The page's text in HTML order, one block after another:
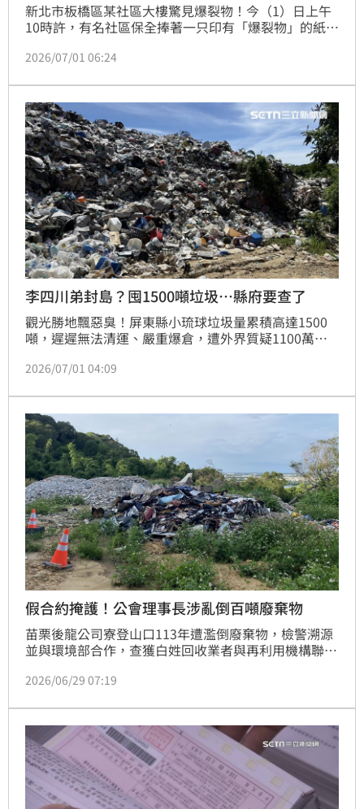
新北市板橋區某社區大樓驚見爆裂物！今（1）日上午
10時許，有名社區保全捧著一只印有「爆裂物」的紙盒
防爆小組及鑑識人員到場處理，確認發現紙盒內無火藥
發現該「爆裂物」是一名退休的銀行行員製作，平時是
用於防搶演練的道具，但因近期退休已用不上，昨日整
理雜物時才將其丟棄，未料被保全撿去後報警，轄區分
局幾乎全員出動
2026/07/01 06:24
李四川弟封島？囤1500噸垃圾…縣府要查了
觀光勝地飄惡臭！屏東縣小琉球垃圾量累積高達1500
噸，遲遲無法清運、嚴重爆倉，遭外界質疑1100萬元
福有關，因為沒有業者敢冒著風險得罪他。李賜福是國
身「環保流氓」，涉嫌恐嚇3家清運業者，強索每噸
600元「回饋金」，3年大賺576萬元。屏東縣政府今
（1）日重砲抨擊，多日聯繫不上琉球鄉長陳國在，痛
批鄉公所毫無作為、行政明顯失能，已責成政風處介入
調查，若查有不法，將依法移送法辦。
2026/07/01 04:09
假合約掩護！公會理事長涉亂倒百噸廢棄物
苗栗後龍公司寮登山口113年遭濫倒廢棄物，檢警溯源
並與環境部合作，查獲白姓回收業者與再利用機構聯
復原狀。
2026/06/29 07:19